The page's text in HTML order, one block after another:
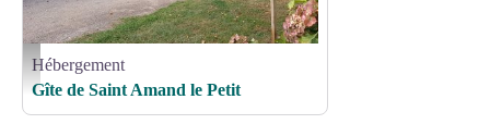
gîte2 - © H. Peyretout
Hébergement
Gîte de Saint Amand le Petit